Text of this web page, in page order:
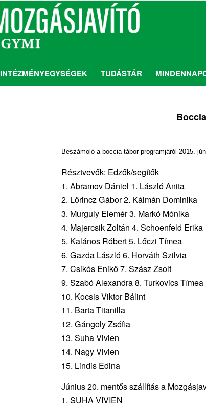
INTÉZMÉNYEGYSÉGEK TUDÁSTÁR
Beszámoló a boccia tábor programjáról 2015.
Résztvevők: Edzők/segítők
1. Abramov Dániel 1. László Anita
2. Lőrincz Gábor 2. Kálmán Dominika
3. Murguly Elemér 3. Markó Mónika
4. Majercsik Zoltán 4. Schoenfeld Erika
5. Kalános Róbert 5. Lőczi Tímea
6. Gazda László 6. Horváth Szilvia
7. Csikós Enikő 7. Szász Zsolt
9. Szabó Alexandra 8. Turkovics Tímea
10. Kocsis Viktor Bálint
11. Barta Titanilla
12. Gángoly Zsófia
13. Suha Vivien
14. Nagy Vivien
15. Lindis Edina
Június 20. mentős szállítás a
1. SUHA VIVIEN